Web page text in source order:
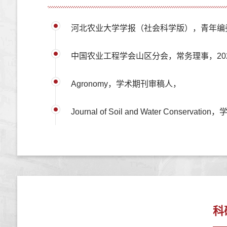
河北农业大学学报（社会科学版），青年
中国农业工程学会山区分会，常务理事，
Agronomy，学术期刊审稿人，
Journal of Soil and Water Conservation，
科